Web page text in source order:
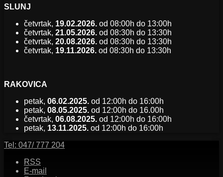
SLUNJ
četvrtak, 19.02.2026. od 08:00h do 13:00h
četvrtak, 21.05.2026. od 08:30h do 13:30h
četvrtak, 20.08.2026. od 08:30h do 13:30h
četvrtak, 19.11.2026. od 08:30h do 13:30h
RAKOVICA
petak, 06.02.2025. od 12:00h do 16:00h
petak, 08.05.2025. od 12:00h do 16.00h
četvrtak, 06.08.2025. od 12:00h do 16:00h
petak, 13.11.2025. od 12:00h do 16:00h
Tel: 047/ 777 204
RSS
E-mail